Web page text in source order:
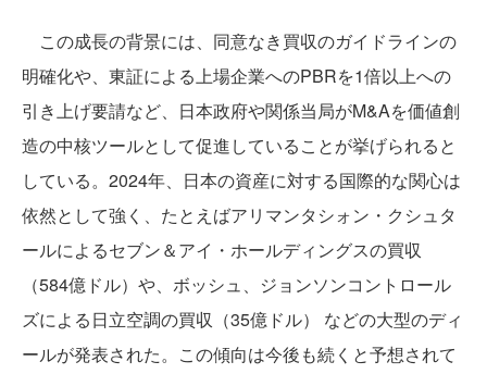
この成長の背景には、同意なき買収のガイドラインの
明確化や、東証による上場企業へのPBRを1倍以上への
引き上げ要請など、日本政府や関係当局がM&Aを価値創
造の中核ツールとして促進していることが挙げられると
している。2024年、日本の資産に対する国際的な関心は
依然として強く、たとえばアリマンタシォン・クシュタ
ールによるセブン＆アイ・ホールディングスの買収
（584億ドル）や、ボッシュ、ジョンソンコントロール
ズによる日立空調の買収（35億ドル） などの大型のディ
ールが発表された。この傾向は今後も続くと予想されて